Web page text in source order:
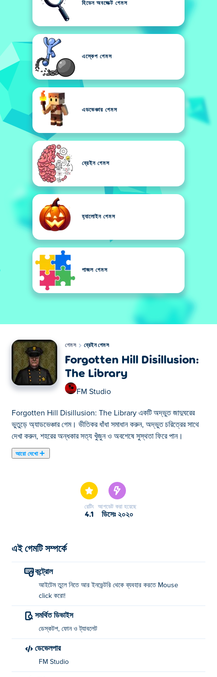
হিডেন অবজেক্ট গেমস
এস্কেপ গেমস
এডভেঞ্চার গেমস
ব্রেইন গেমস
হ্যালোইন গেমস
পাজল গেমস
গেমস ব্রেইন গেমস
Forgotten Hill Disillusion:
The Library
FM Studio
Forgotten Hill Disillusion: The Library একটি অদ্ভুত জাদুঘরের
ভুতুড়ে অ্যাডভেঞ্চার গেম। ভীতিকর ধাঁধা সমাধান করুন, অদ্ভুত চরিত্রের সাথে
দেখা করুন, শহরের অন্ধকার সত্য খুঁজুন ও অবশেষে সুস্থতা ফিরে পান।
আরো দেখো
রেটিং
4.1
আপডেট করা হয়েছে
ডিসেঃ ২০২০
এই গেমটি সম্পর্কে
কন্ট্রোল
আইটেম তুলে নিতে আর ইনভেন্টরি থেকে ব্যবহার করতে Mouse
click করো!
সমর্থিত ডিভাইস
ডেস্কটপ, ফোন ও ট্যাবলেট
ডেভেলপার
FM Studio